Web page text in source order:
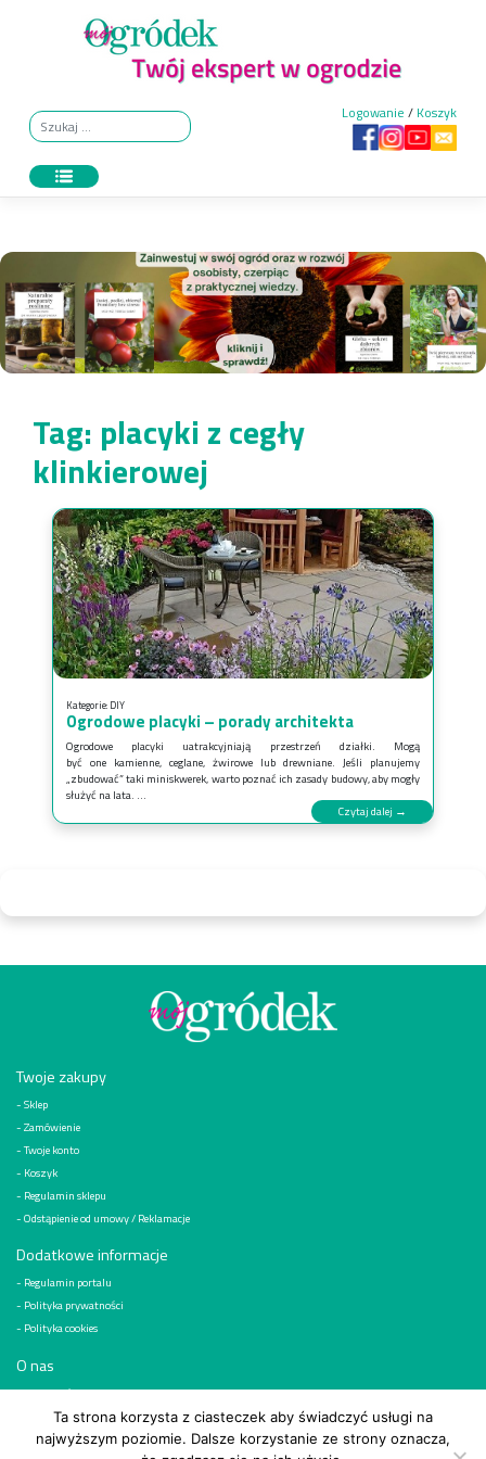
Logowanie / Koszyk
Tag: placyki z cegły
klinkierowej
Kategorie: DIY
Ogrodowe placyki – porady architekta
Ogrodowe placyki uatrakcyjniają przestrzeń działki. Mogą
być one kamienne, ceglane, żwirowe lub drewniane. Jeśli planujemy
„zbudować” taki miniskwerek, warto poznać ich zasady budowy, aby mogły
służyć na lata. ...
Czytaj dalej →
Twoje zakupy
Sklep
Zamówienie
Twoje konto
Koszyk
Regulamin sklepu
Odstąpienie od umowy / Reklamacje
Dodatkowe informacje
Regulamin portalu
Polityka prywatności
Polityka cookies
O nas
Kim jesteśmy
Reklama
Kontakt
Ta strona korzysta z ciasteczek aby świadczyć usługi na
najwyższym poziomie. Dalsze korzystanie ze strony oznacza,